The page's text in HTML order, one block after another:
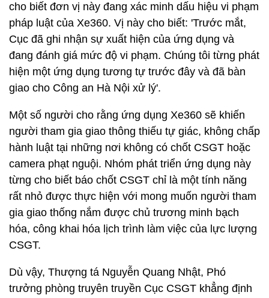
cho biết đơn vị này đang xác minh dấu hiệu vi phạm
pháp luật của Xe360. Vị này cho biết: 'Trước mắt,
Cục đã ghi nhận sự xuất hiện của ứng dụng và
đang đánh giá mức độ vi phạm. Chúng tôi từng phát
hiện một ứng dụng tương tự trước đây và đã bàn
giao cho Công an Hà Nội xử lý'.
Một số người cho rằng ứng dụng Xe360 sẽ khiến
người tham gia giao thông thiếu tự giác, không chấp
hành luật tại những nơi không có chốt CSGT hoặc
camera phạt nguội. Nhóm phát triển ứng dụng này
từng cho biết báo chốt CSGT chỉ là một tính năng
rất nhỏ được thực hiện với mong muốn người tham
gia giao thống nắm được chủ trương minh bạch
hóa, công khai hóa lịch trình làm việc của lực lượng
CSGT.
Dù vậy, Thượng tá Nguyễn Quang Nhật, Phó
trưởng phòng truyên truyền Cục CSGT khẳng định